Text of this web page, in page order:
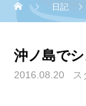
日記
沖ノ島で
2016.08.20 ス